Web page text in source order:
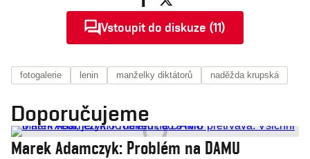
Vstoupit do diskuze (11)
fotogalerie lenin manželky diktátorů naděžda krupská
Doporučujeme
Marek Adamczyk: Problém na DAMU